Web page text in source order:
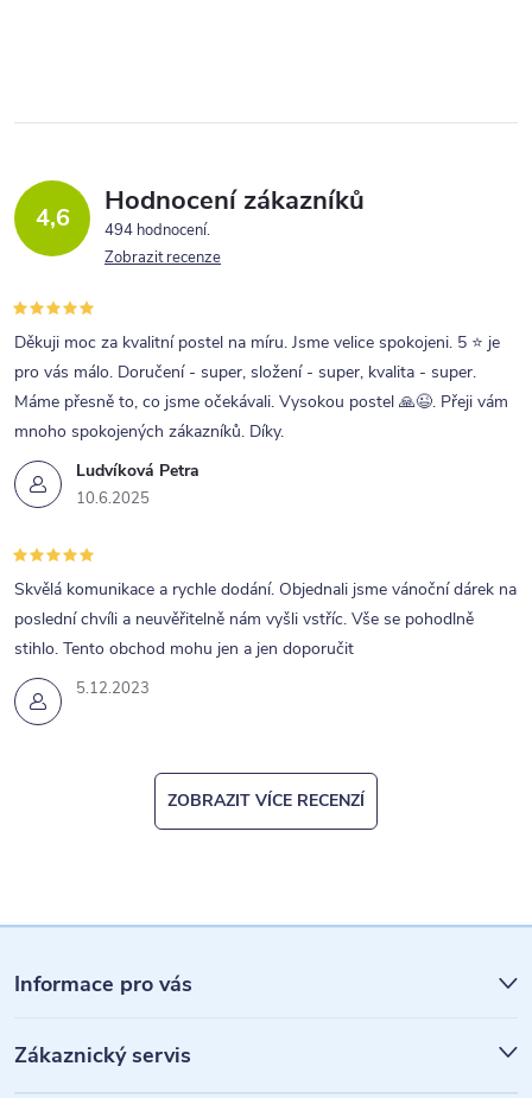
4,6 Hodnocení zákazníků
494 hodnocení
Zobrazit recenze
Ludvíková Petra
10.6.2025
Děkuji moc za kvalitní postel na míru. Jsme velice spokojeni. 5 ⭐ je
pro vás málo. Doručení - super, složení - super, kvalita - super.
Máme přesně to, co jsme očekávali. Vysokou postel 🙏😉. Přeji vám
mnoho spokojených zákazníků. Díky.
5.12.2023
Skvělá komunikace a rychle dodání. Objednali jsme vánoční dárek na
poslední chvíli a neuvěřitelně nám vyšli vstříc. Vše se pohodlně
stihlo. Tento obchod mohu jen a jen doporučit
ZOBRAZIT VÍCE RECENZÍ
á
p
a
Informace pro vás
Zákaznický servis